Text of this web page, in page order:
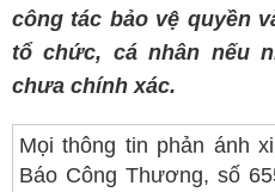
công tác bảo vệ quyền
tổ chức, cá nhân nếu
chưa chính xác.
Mọi thông tin phản ánh
Báo Công Thương, số